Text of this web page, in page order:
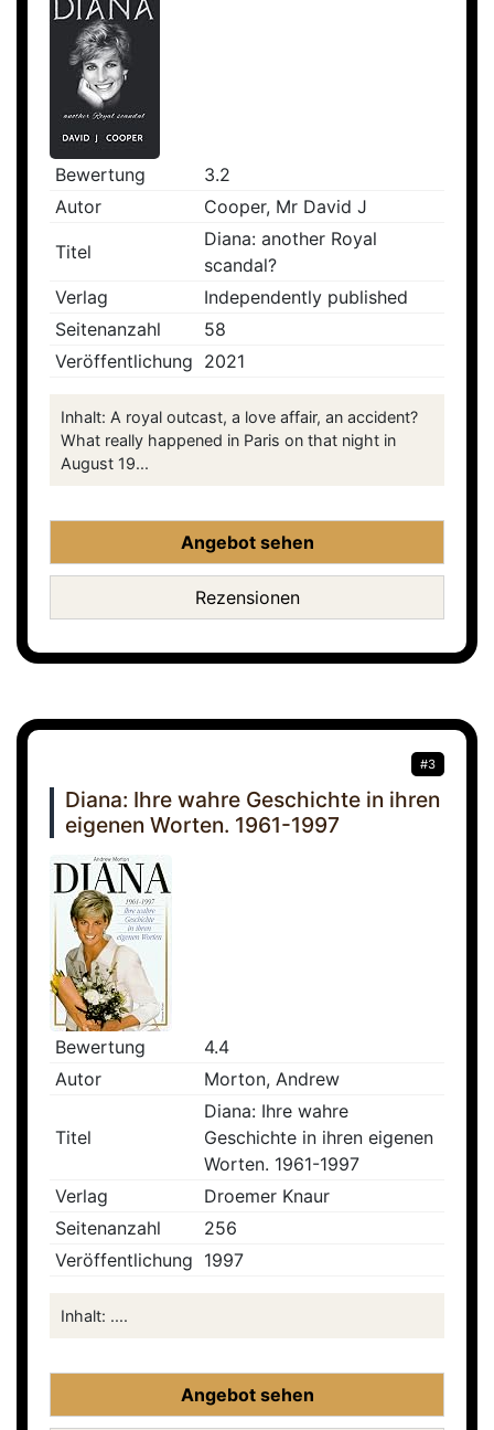
Bewertung
3.2
Autor
Cooper, Mr David J
Titel
Diana: another Royal
scandal?
Verlag
Independently published
Seitenanzahl
58
Veröffentlichung 2021
Inhalt: A royal outcast, a love affair, an accident?
What really happened in Paris on that night in
August 19...
Angebot sehen
Rezensionen
#3
Diana: Ihre wahre Geschichte in ihren
eigenen Worten. 1961-1997
Bewertung
4.4
Autor
Morton, Andrew
Titel
Diana: Ihre wahre
Geschichte in ihren eigenen
Worten. 1961-1997
Verlag
Droemer Knaur
Seitenanzahl
256
Veröffentlichung 1997
Inhalt: ....
Angebot sehen